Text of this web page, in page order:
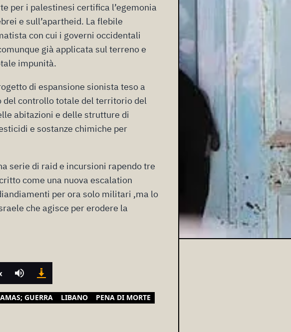
per i palestinesi certifica l’egemonia
e sull’apartheid. La flebile
con cui i governi occidentali
già applicata sul terreno e
impunità.
di espansione sionista teso a
del controllo totale del territorio del
abitazioni e delle strutture di
e sostanze chimiche per
serie di raid e incursioni rapendo tre
come una nuova escalation
per ora solo militari ,ma lo
che agisce per erodere la
GUERRA LIBANO
PENA DI MORTE